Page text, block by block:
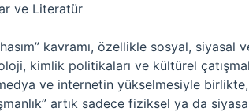
ve Literatür
kavramı, özellikle sosyal, siyasal
kimlik politikaları ve kültürel
ve internetin yükselmesiyle
artık sadece fiziksel ya da